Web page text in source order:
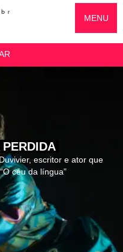
MENU
escritor e ator que
céu da língua”